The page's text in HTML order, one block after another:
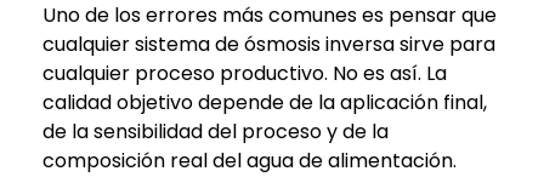
Uno de los errores más comunes es pensar que
cualquier sistema de ósmosis inversa sirve para
cualquier proceso productivo. No es así. La
calidad objetivo depende de la aplicación final,
de la sensibilidad del proceso y de la
composición real del agua de alimentación.